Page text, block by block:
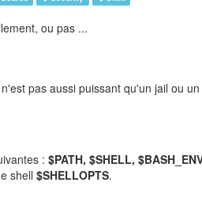
ou pas ...
pas aussi puissant qu'un jail ou
: $PATH, $SHELL,
shell $SHELLOPTS.